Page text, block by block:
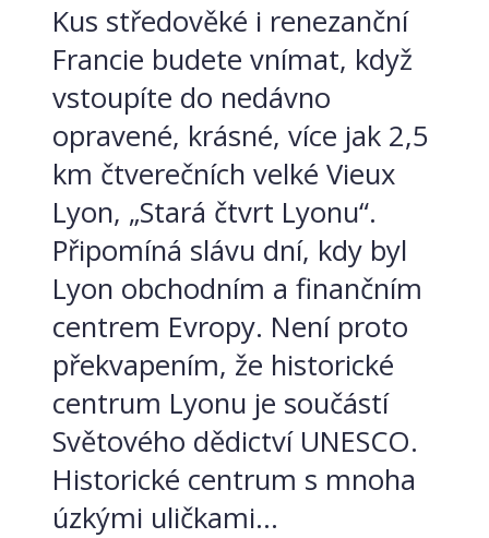
Kus středověké i renezanční
Francie budete vnímat, když
vstoupíte do nedávno
opravené, krásné, více jak 2,5
km čtverečních velké Vieux
Lyon, „Stará čtvrt Lyonu“.
Připomíná slávu dní, kdy byl
Lyon obchodním a finančním
centrem Evropy. Není proto
překvapením, že historické
centrum Lyonu je součástí
Světového dědictví UNESCO.
Historické centrum s mnoha
úzkými uličkami...